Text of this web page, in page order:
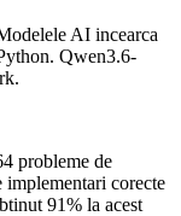
AI incearca
Qwen3.6-
probleme de
implementari corecte
91% la acest